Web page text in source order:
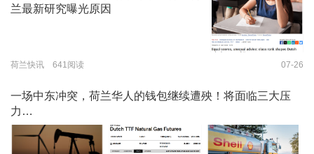
兰最新研究曝光原因
荷兰快讯 641阅读 07-26
一场中东冲突，荷兰华人的钱包继续遭殃！将面临三大压
力…